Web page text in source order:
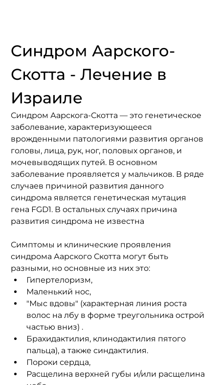
Cиндром Аарского-
Скотта - Лечение в
Израиле
Синдром Аарскога-Скотта — это генетическое
заболевание, характеризующееся
врожденными патологиями развития органов
головы, лица, рук, ног, половых органов, и
мочевыводящих путей. В основном
заболевание проявляется у мальчиков. В ряде
случаев причиной развития данного
синдрома является генетическая мутация
гена FGD1. В остальных случаях причина
развития синдрома не известна
Симптомы и клинические проявления
синдрома Аарского Скотта могут быть
разными, но основные из них это:
Гипертелоризм,
Маленький нос,
"Мыс вдовы" (характерная линия роста
волос на лбу в форме треугольника острой
частью вниз) .
Брахидактилия, клинодактилия пятого
пальца), а также синдактилия.
Пороки сердца,
Расщелина верхней губы и/или расщелина